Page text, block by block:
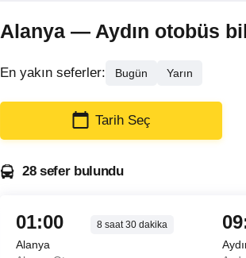
Alanya — Aydın otobüs
En yakın seferler: Bugün Yarın
Tarih Seç
28 sefer bulundu
01:00 8 saat30 dakika
Alanya